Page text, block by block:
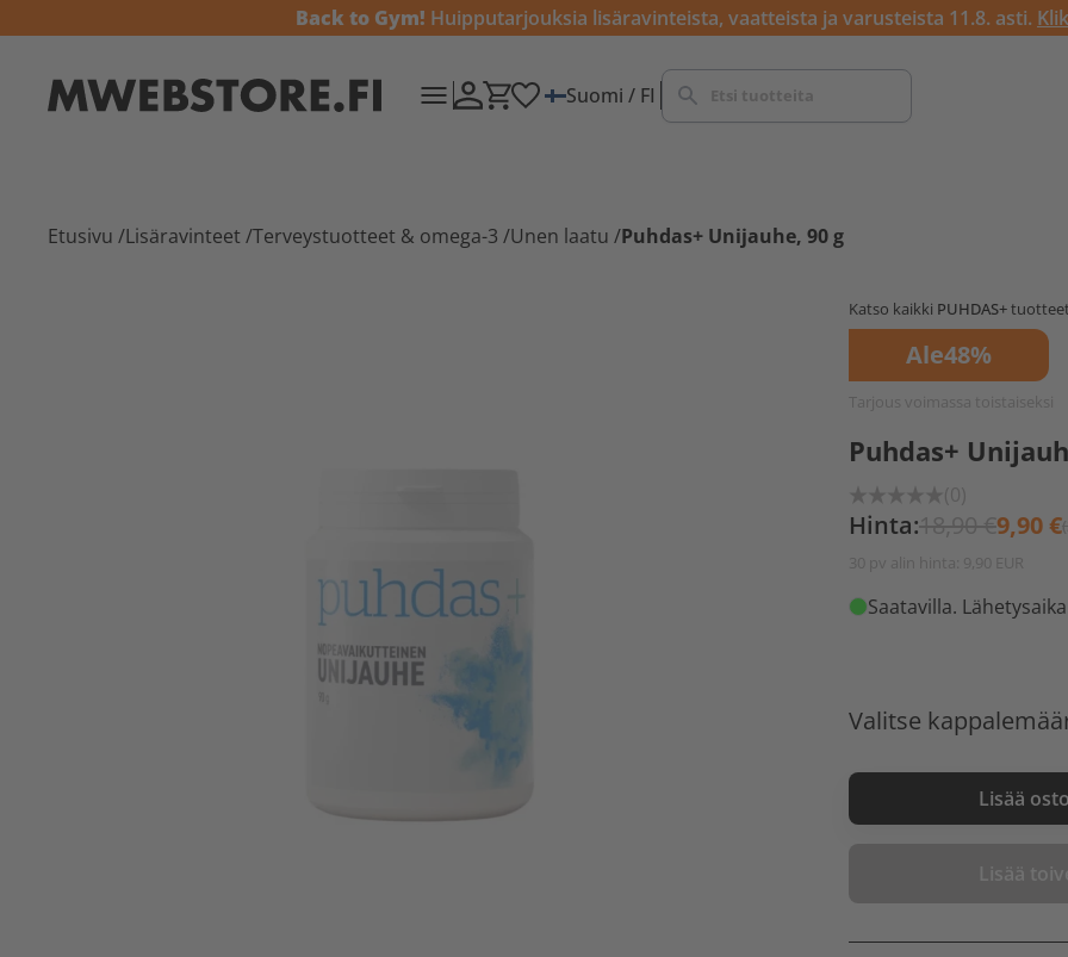
Back to Gym! Huipputarjouksia lisäravinteista, vaatteista ja varusteista 11.8. asti.
Suomi / FI
Etusivu /Lisäravinteet /Terveystuotteet & omega-3 /Unen laatu /Puhdas+ Unijauhe, 90 g
Katso kaikki PUHDAS+
Ale48%
Tarjous voimassa toistaiseksi
Puhdas+
(0)
Hinta:18,90 €9,90 €
30 pv alin hinta: 9,90 EUR
Saatavilla.
Valitse
Lisää
Lisää